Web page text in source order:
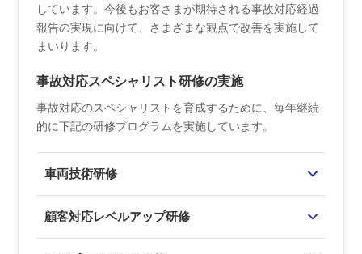
しています。今後もお客さまが期待される事故対応経過
報告の実現に向けて、さまざまな観点で改善を実施して
まいります。
事故対応スペシャリスト研修の実施
事故対応のスペシャリストを育成するために、毎年継続
的に下記の研修プログラムを実施しています。
車両技術研修
顧客対応レベルアップ研修